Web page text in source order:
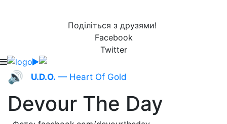
Поділіться з друзями!
Facebook
Twitter
🔊 U.D.O. — Heart Of Gold
Devour The Day